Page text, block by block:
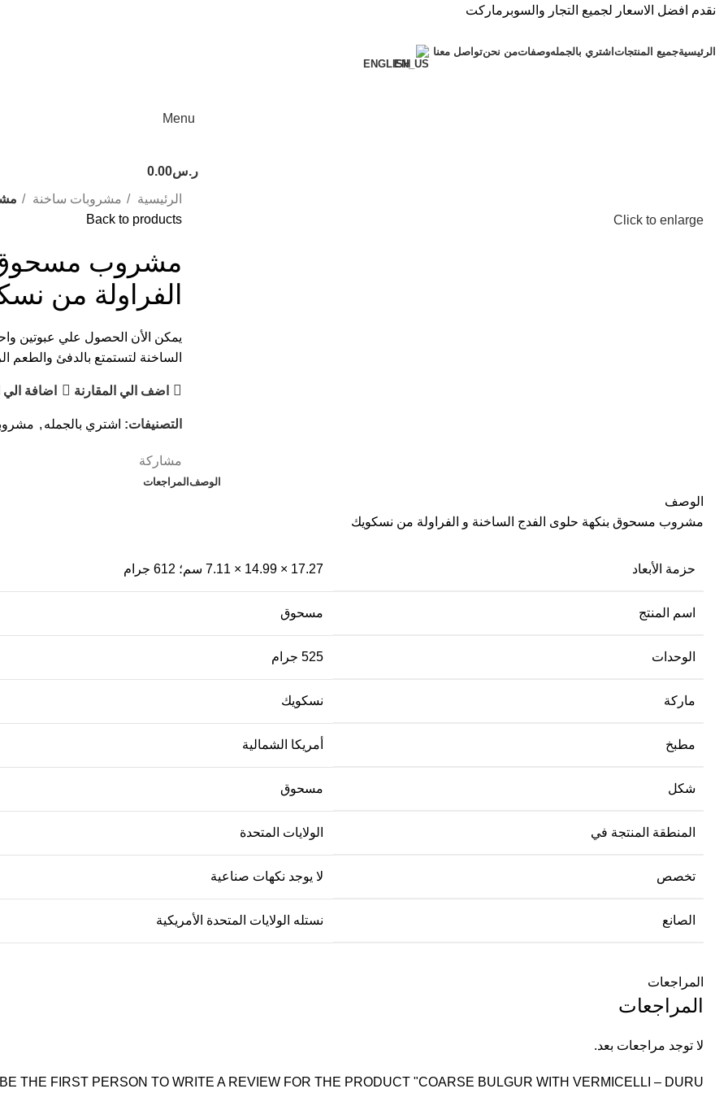
نقدم افضل الاسعار لجميع التجار والسوبرماركت
الرئيسيةجميع المنتجات اشتري بالجملهوصفاتمن نحنتواصل معنا
ENGLISH
Menu
ر.س0.00
Click to enlarge
الرئيسية مشروبات ساخنة
Back to products
مشروب مسحوق
الفراولة من
يمكن الأن الحصول علي عبوتين
الساخنة لتستمتع بالدفئ والطعم
اضف الي المقارنة اضافة
التصنيفات: اشتري بالجمله ,
مشاركة
الوصف المراجعات
الوصف
مشروب مسحوق بنكهة حلوى الفدج الساخنة و الفراولة من نسكويك
حزمة الأبعاد
اسم المنتج مسحوق
الوحدات ‎525 جرام
ماركة نسكويك
مطبخ أمريكا الشمالية
شكل مسحوق
المنطقة المنتجة في الولايات المتحدة
تخصص لا يوجد نكهات صناعية
الصانع نستله الولايات المتحدة الأمريكية
المراجعات
المراجعات
لا توجد مراجعات بعد.
BE THE FIRST PERSON TO WRITE A REVIEW FOR THE PRODUCT "COARSE BULGUR WITH VERMICELLI – DURU."